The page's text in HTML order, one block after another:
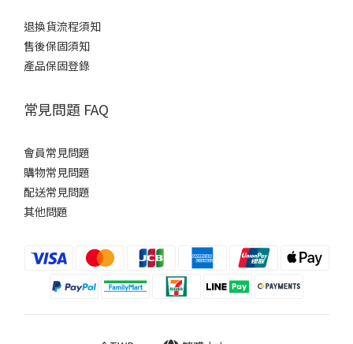
退換貨流程須知
售後保固須知
產品保固登錄
常見問題 FAQ
會員常見問題
購物常見問題
配送常見問題
其他問題